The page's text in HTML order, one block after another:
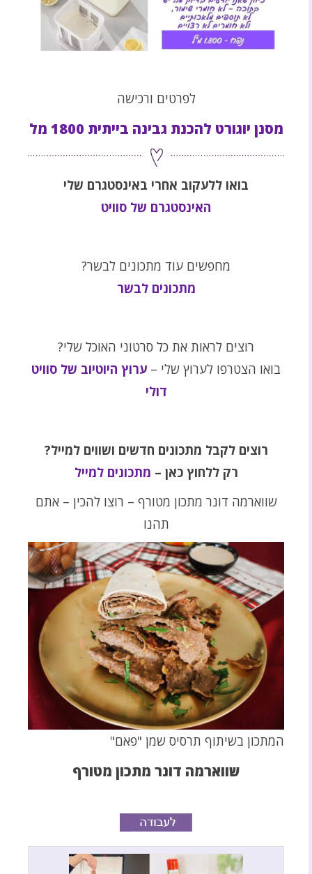
לפרטים ורכישה
מסנן יוגורט להכנת גבינה בייתית 1800 מל
בואו ללעקוב אחרי באינסטגרם שלי
האינסטגרם של סוויט
מחפשים עוד מתכונים לבשר?
מתכונים לבשר
רוצים לראות את כל סרטוני האוכל שלי?
בואו הצטרפו לערוץ שלי – ערוץ היוטיוב של סוויט
דולי
רוצים לקבל מתכונים חדשים ושווים למייל?
רק ללחוץ כאן – מתכונים למייל
שווארמה דונר מתכון מטורף – רוצו להכין – אתם
תהנו
המתכון בשיתוף תרסיס שמן "פאם"
שווארמה דונר מתכון מטורף